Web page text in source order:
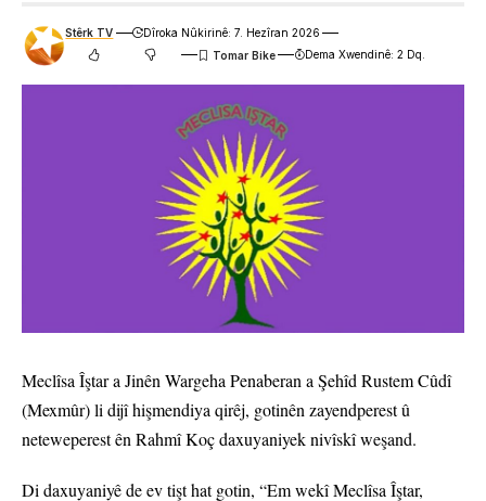
Stêrk TV
Dîroka Nûkirinê: 7. Hezîran 2026
Dema Xwendinê: 2 Dq.
Meclîsa Îştar a Jinên Wargeha Penaberan a Şehîd Rustem Cûdî
(Mexmûr) li dijî hişmendiya qirêj, gotinên zayendperest û
neteweperest ên Rahmî Koç daxuyaniyek nivîskî weşand.
Di daxuyaniyê de ev tişt hat gotin, “Em wekî Meclîsa Îştar,